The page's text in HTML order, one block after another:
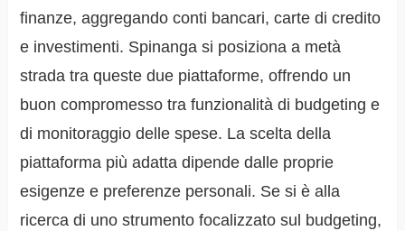
finanze, aggregando conti bancari, carte di credito
e investimenti. Spinanga si posiziona a metà
strada tra queste due piattaforme, offrendo un
buon compromesso tra funzionalità di budgeting e
di monitoraggio delle spese. La scelta della
piattaforma più adatta dipende dalle proprie
esigenze e preferenze personali. Se si è alla
ricerca di uno strumento focalizzato sul budgeting,